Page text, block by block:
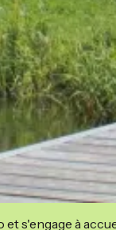
et s'engage à